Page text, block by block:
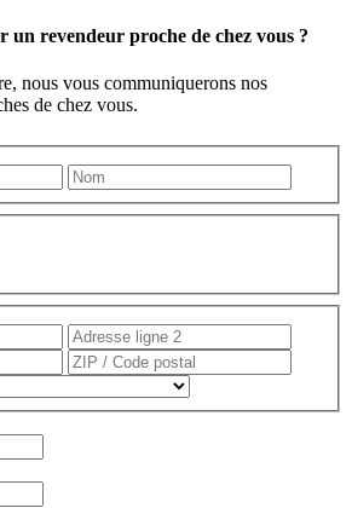
un revendeur proche de chez vous ?
nous vous communiquerons nos
de chez vous.
Prénom
Adresse
postale
Ville